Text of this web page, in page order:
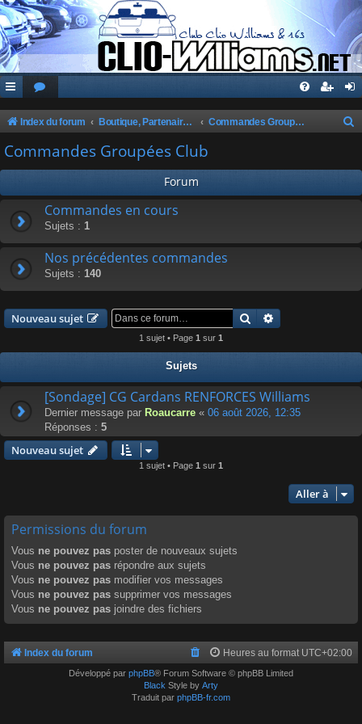
Index du forum Boutique, Partenaires, Petites Annonces, Commandes Groupées Commandes Groupées Club
e
Commandes Groupées Club
Forum
Commandes en cours
Sujets : 1
Nos précédentes commandes
Sujets : 140
Nouveau sujet Rechercher
1 sujet • Page 1 sur 1
Sujets
[Sondage] CG Cardans RENFORCES Williams
Dernier message par Roaucarre « 06 août 2026, 12:35
Réponses : 5
Nouveau sujet
1 sujet • Page 1 sur 1
Aller à
Permissions du forum
Vous ne pouvez pas poster de nouveaux sujets
Vous ne pouvez pas répondre aux sujets
Vous ne pouvez pas modifier vos messages
Vous ne pouvez pas supprimer vos messages
Vous ne pouvez pas joindre des fichiers
Index du forum Heures au format UTC+02:00
Développé par phpBB® Forum Software © phpBB Limited
Black Style by Arty
Traduit par phpBB-fr.com